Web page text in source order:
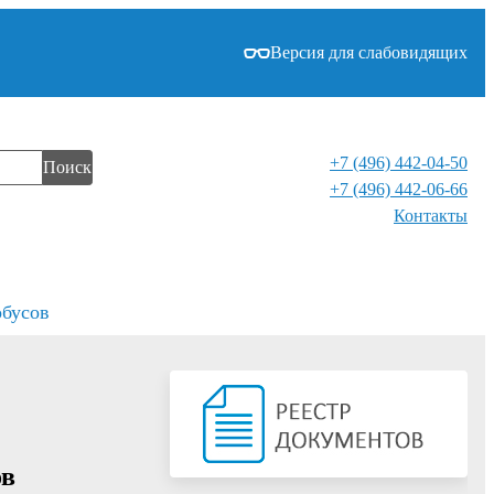
Версия для слабовидящих
Поиск
+7 (496) 442-04-50
+7 (496) 442-06-66
Контакты⁠